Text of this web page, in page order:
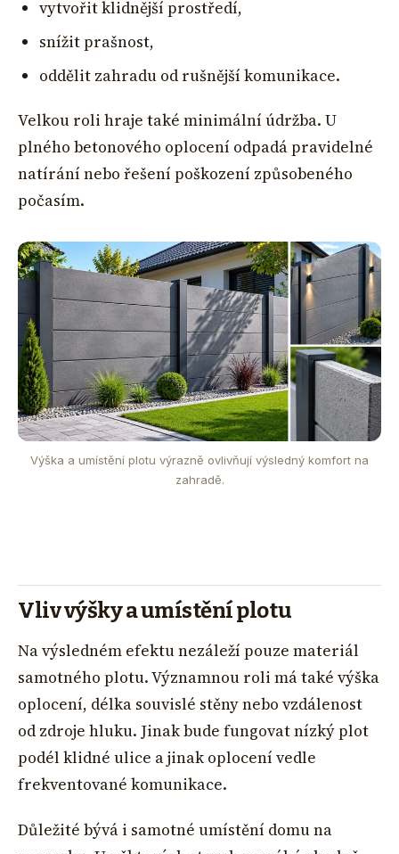
vytvořit klidnější prostředí,
snížit prašnost,
oddělit zahradu od rušnější komunikace.
Velkou roli hraje také minimální údržba. U
plného betonového oplocení odpadá pravidelné
natírání nebo řešení poškození způsobeného
počasím.
Výška a umístění plotu výrazně ovlivňují výsledný komfort na
zahradě.
Vliv výšky a umístění plotu
Na výsledném efektu nezáleží pouze materiál
samotného plotu. Významnou roli má také výška
oplocení, délka souvislé stěny nebo vzdálenost
od zdroje hluku. Jinak bude fungovat nízký plot
podél klidné ulice a jinak oplocení vedle
frekventované komunikace.
Důležité bývá i samotné umístění domu na